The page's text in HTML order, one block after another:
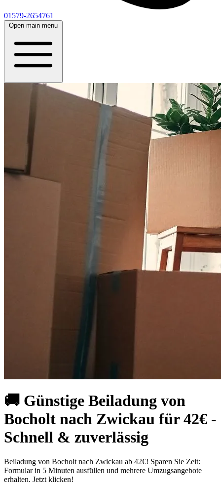
01579-2654761
Open main menu
🚚 Günstige Beiladung von
Bocholt nach Zwickau für 42€ -
Schnell & zuverlässig
Beiladung von Bocholt nach Zwickau ab 42€! Sparen Sie Zeit:
Formular in 5 Minuten ausfüllen und mehrere Umzugsangebote
erhalten. Jetzt klicken!